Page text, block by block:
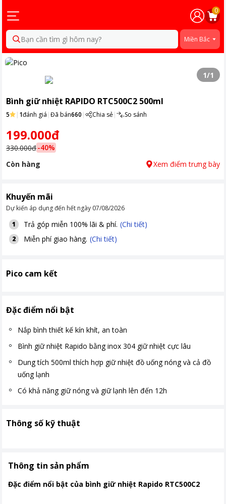
0
Bạn cần tìm gì hôm nay? Miền Bắc
1/1
Bình giữ nhiệt RAPIDO RTC500C2 500ml
5 | 1đánh giá |Đã bán660 | Chia sẻ| So sánh
199.000đ
330.000đ-40%
Còn hàng
Xem điểm trưng bày
Khuyến mãi
Dự kiến áp dụng đến hết ngày 07/08/2026
1
Trả góp miễn 100% lãi & phí. (Chi tiết)
2 Miễn phí giao hàng. (Chi tiết)
Pico cam kết
Đặc điểm nổi bật
Nắp bình thiết kế kín khít, an toàn
Bình giữ nhiệt Rapido bằng inox 304 giữ nhiệt cực lâu
Dung tích 500ml thích hợp giữ nhiệt đồ uống nóng và cả đồ
uống lạnh
Có khả năng giữ nóng và giữ lạnh lên đến 12h
Thông số kỹ thuật
Thông tin sản phẩm
Đặc điểm nổi bật của bình giữ nhiệt Rapido RTC500C2